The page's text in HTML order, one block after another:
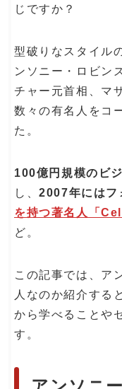
じですか？
型破りなスタイル
ンソニー・ロビン
チャー元首相、マ
数々の有名人をコ
た。
100億円規模のビ
し、2007年にはフ
を持つ著名人「
ど。
この記事では、ア
人なのか紹介する
から学べることや
す。